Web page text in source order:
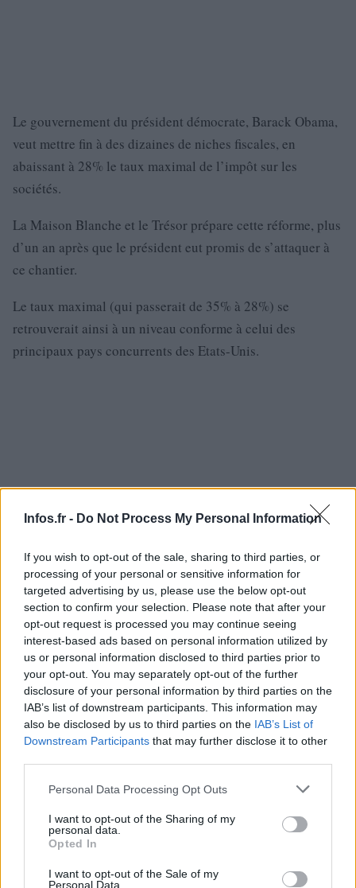
Infos.fr - Do Not Process My Personal Information
If you wish to opt-out of the sale, sharing to third parties, or
processing of your personal or sensitive information for
targeted advertising by us, please use the below opt-out
section to confirm your selection. Please note that after your
opt-out request is processed you may continue seeing
interest-based ads based on personal information utilized by
us or personal information disclosed to third parties prior to
your opt-out. You may separately opt-out of the further
disclosure of your personal information by third parties on the
IAB’s list of downstream participants. This information may
also be disclosed by us to third parties on the IAB’s List of
Downstream Participants that may further disclose it to other
Please note that this website/app uses one or more Google
not limited to your visit or usage behaviour. You may click to
grant or deny consent to Google and its third-party tags to
use your data for below specified purposes in below Google
consent section.
Personal Data Processing Opt Outs
I want to opt-out of the Sharing of my
personal data.
Opted In
I want to opt-out of the Sale of my
Personal Data.
Le gouvernement du président démocrate, Barack Obama,
veut mettre fin à des dizaines de niches fiscales, en
abaissant à 28% le taux maximal de l’impôt sur les
sociétés.
La Maison Blanche et le Trésor prépare cette réforme, plus
d’un an après que le président eut promis de s’attaquer à
ce chantier.
Le taux maximal (qui passerait de 35% à 28%) se
retrouverait ainsi à un niveau conforme à celui des
principaux pays concurrents des Etats-Unis.